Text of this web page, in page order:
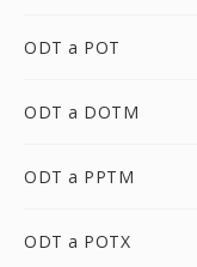
ODT a POT
ODT a DOTM
ODT a PPTM
ODT a POTX